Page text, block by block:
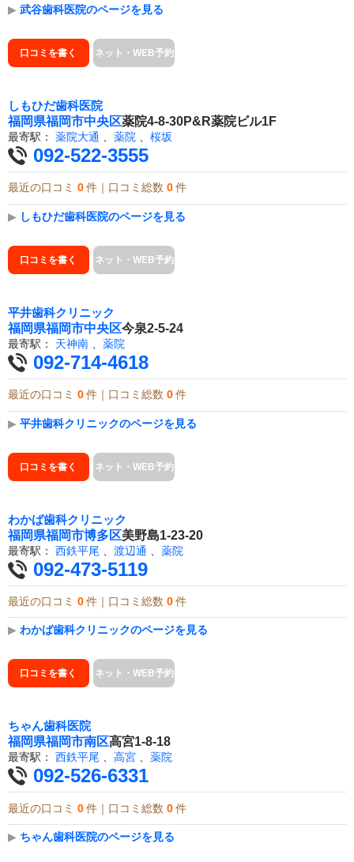
▶ 武谷歯科医院のページを見る
口コミを書く ネット・WEB予約
しもひだ歯科医院
福岡県福岡市中央区薬院4-8-30P&R薬院ビル1F
最寄駅： 薬院大通 薬院 桜坂
092-522-3555
最近の口コミ 0 件｜口コミ総数 0 件
▶ しもひだ歯科医院のページを見る
口コミを書く ネット・WEB予約
平井歯科クリニック
福岡県福岡市中央区今泉2-5-24
最寄駅： 天神南 薬院
092-714-4618
最近の口コミ 0 件｜口コミ総数 0 件
▶ 平井歯科クリニックのページを見る
口コミを書く ネット・WEB予約
わかば歯科クリニック
福岡県福岡市博多区美野島1-23-20
最寄駅： 西鉄平尾 渡辺通 薬院
092-473-5119
最近の口コミ 0 件｜口コミ総数 0 件
▶ わかば歯科クリニックのページを見る
口コミを書く ネット・WEB予約
ちゃん歯科医院
福岡県福岡市南区高宮1-8-18
最寄駅： 西鉄平尾 、 高宮 、 薬院
092-526-6331
最近の口コミ 0 件｜口コミ総数 0 件
▶ ちゃん歯科医院のページを見る